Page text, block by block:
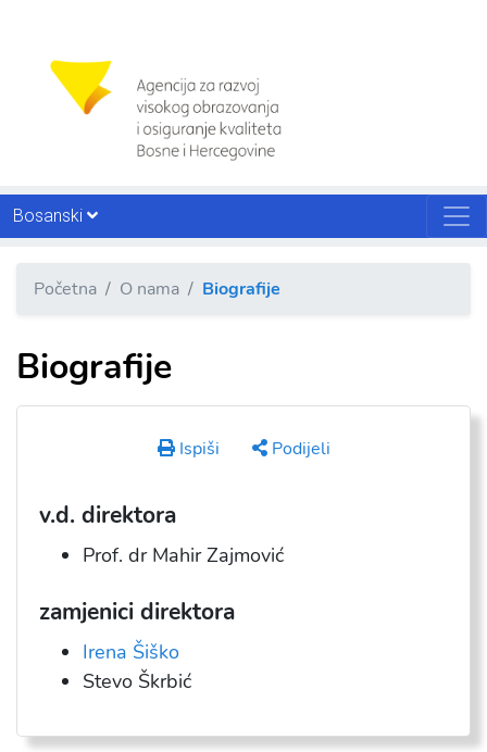
Bosanski
Početna O nama Biografije
Biografije
Ispiši Podijeli
v.d. direktora
Prof. dr Mahir Zajmović
zamjenici direktora
Irena Šiško
Stevo Škrbić